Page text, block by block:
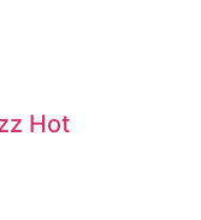
Hot